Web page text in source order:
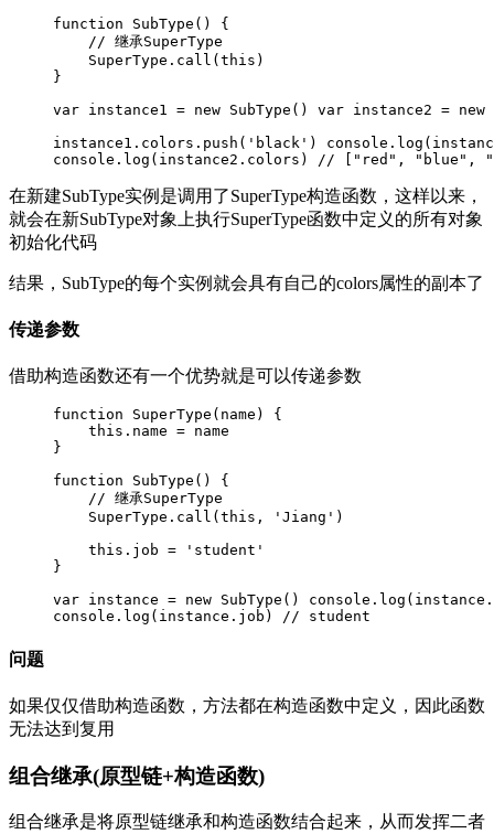
function SubType() {
    // 继承SuperType
    SuperType.call(this)
}
var instance1 = new SubType() var instance2 = new
instance1.colors.push('black')
console.log(instance2.colors) // ["red", "blue",
在新建SubType实例是调用了SuperType构造函数，这样以来，
就会在新SubType对象上执行SuperType函数中定义的所有对象
初始化代码
结果，SubType的每个实例就会具有自己的colors属性的副本了
传递参数
借助构造函数还有一个优势就是可以传递参数
function SuperType(name) {
    this.name = name
}
function SubType() {
    // 继承SuperType
    SuperType.call(this, 'Jiang')
    this.job = 'student'
}
var instance = new SubType()
console.log(instance.job) // student
问题
如果仅仅借助构造函数，方法都在构造函数中定义，因此函数
无法达到复用
组合继承(原型链+构造函数)
组合继承是将原型链继承和构造函数结合起来，从而发挥二者